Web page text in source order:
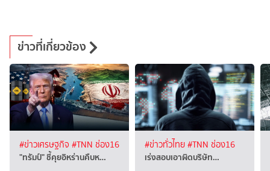
ข่าวที่เกี่ยวข้อง
#ข่าวเศรษฐกิจ #TNN ช่อง16
"ทรัมป์" ชี้คุยอิหร่านคืบห…
#ข่าวทั่วไทย#TNN ช่อง16
เร่งสอบเอาผิดบริษัท…